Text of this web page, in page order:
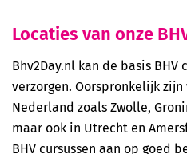
Locaties van onze
Bhv2Day.nl kan de basis
verzorgen. Oorspronkelijk
Nederland zoals Zwolle,
maar ook in Utrecht en
BHV cursussen aan op goed